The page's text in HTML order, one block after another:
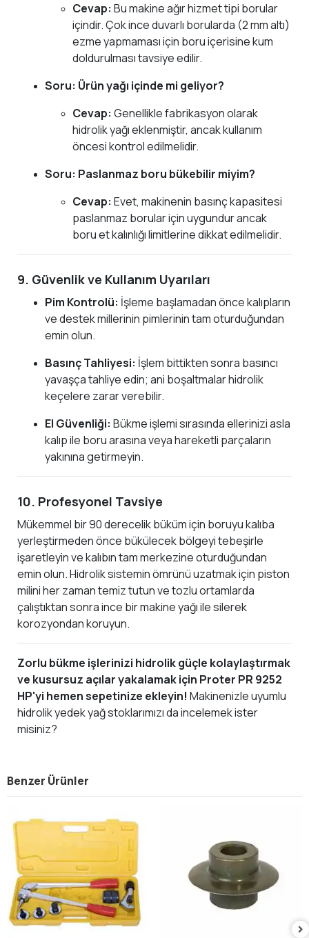
Cevap: Bu makine ağır hizmet tipi borular
içindir. Çok ince duvarlı borularda (2 mm altı)
ezme yapmaması için boru içerisine kum
doldurulması tavsiye edilir.
Soru: Ürün yağı içinde mi geliyor?
Cevap: Genellikle fabrikasyon olarak
hidrolik yağı eklenmiştir, ancak kullanım
öncesi kontrol edilmelidir.
Soru: Paslanmaz boru bükebilir miyim?
Cevap: Evet, makinenin basınç kapasitesi
paslanmaz borular için uygundur ancak
boru et kalınlığı limitlerine dikkat edilmelidir.
9. Güvenlik ve Kullanım Uyarıları
Pim Kontrolü: İşleme başlamadan önce kalıpların
ve destek millerinin pimlerinin tam oturduğundan
emin olun.
Basınç Tahliyesi: İşlem bittikten sonra basıncı
yavaşça tahliye edin; ani boşaltmalar hidrolik
keçelere zarar verebilir.
El Güvenliği: Bükme işlemi sırasında ellerinizi asla
kalıp ile boru arasına veya hareketli parçaların
yakınına getirmeyin.
10. Profesyonel Tavsiye
Mükemmel bir 90 derecelik büküm için boruyu kalıba
yerleştirmeden önce bükülecek bölgeyi tebeşirle
işaretleyin ve kalıbın tam merkezine oturduğundan
emin olun. Hidrolik sistemin ömrünü uzatmak için piston
milini her zaman temiz tutun ve tozlu ortamlarda
çalıştıktan sonra ince bir makine yağı ile silerek
korozyondan koruyun.
Zorlu bükme işlerinizi hidrolik güçle kolaylaştırmak
ve kusursuz açılar yakalamak için Proter PR 9252
HP'yi hemen sepetinize ekleyin! Makinenizle uyumlu
hidrolik yedek yağ stoklarımızı da incelemek ister
misiniz?
Benzer Ürünler